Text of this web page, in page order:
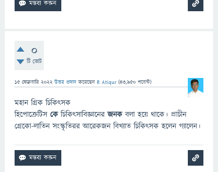
0
টি ভোট
15 ফেব্রুয়ারি 2022 উত্তর প্রদান করেছেন R Atiqur (43,950 পয়েন্ট)
মহান গ্রিক চিকিৎসক
হিপোক্রেটিস কেচিকিৎসাবিজ্ঞানেরজনকবলা হয়ে থাকে। প্রাচীন
গ্রেকো-লাতিন সংস্কৃতিরর আরেকজন বিখ্যাত চিকিৎসক হলেন গ্যালেন।